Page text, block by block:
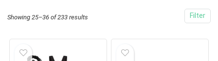
Filter
Showing 25–36 of 233 results